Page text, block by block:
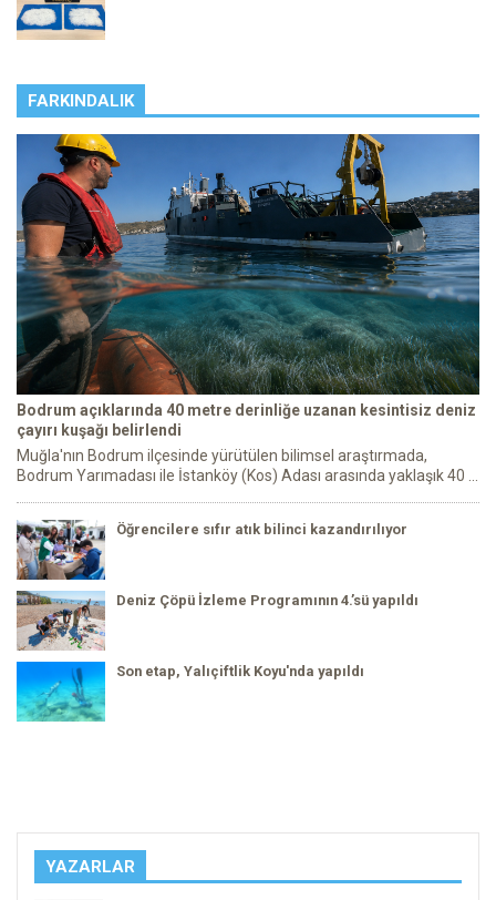
FARKINDALIK
Bodrum açıklarında 40 metre derinliğe uzanan kesintisiz deniz
çayırı kuşağı belirlendi
Muğla'nın Bodrum ilçesinde yürütülen bilimsel araştırmada,
Bodrum Yarımadası ile İstanköy (Kos) Adası arasında yaklaşık 40 ...
Öğrencilere sıfır atık bilinci kazandırılıyor
Deniz Çöpü İzleme Programının 4.’sü yapıldı
Son etap, Yalıçiftlik Koyu'nda yapıldı
YAZARLAR